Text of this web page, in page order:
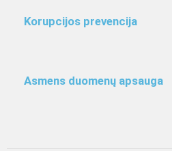
Korupcijos prevencija
Asmens duomenų apsauga